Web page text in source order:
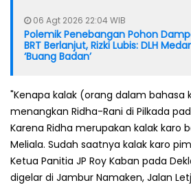
06 Agt 2026 22:04 WIB
Polemik Penebangan Pohon
BRT Berlanjut, Rizki Lubis: DLH
‘Buang Badan’
"Kenapa kalak (orang dalam bahasa
menangkan Ridha-Rani di Pilkada
Karena Ridha merupakan kalak karo
Meliala. Sudah saatnya kalak karo
Ketua Panitia JP Roy Kaban pada
digelar di Jambur Namaken, Jalan